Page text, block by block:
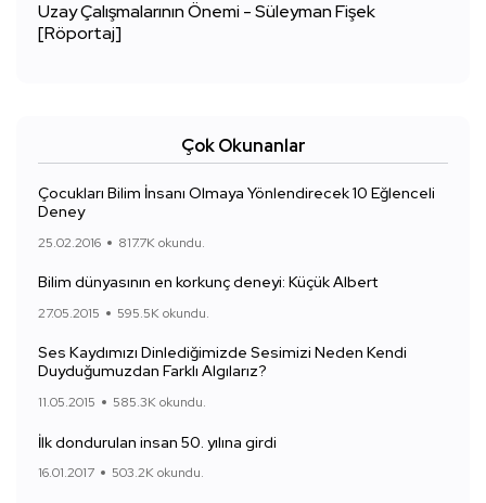
Uzay Çalışmalarının Önemi - Süleyman Fişek
[Röportaj]
Çok Okunanlar
Çocukları Bilim İnsanı Olmaya Yönlendirecek 10 Eğlenceli
Deney
25.02.2016 817.7K okundu.
Bilim dünyasının en korkunç deneyi: Küçük Albert
27.05.2015 595.5K okundu.
Ses Kaydımızı Dinlediğimizde Sesimizi Neden Kendi
Duyduğumuzdan Farklı Algılarız?
11.05.2015 585.3K okundu.
İlk dondurulan insan 50. yılına girdi
16.01.2017 503.2K okundu.